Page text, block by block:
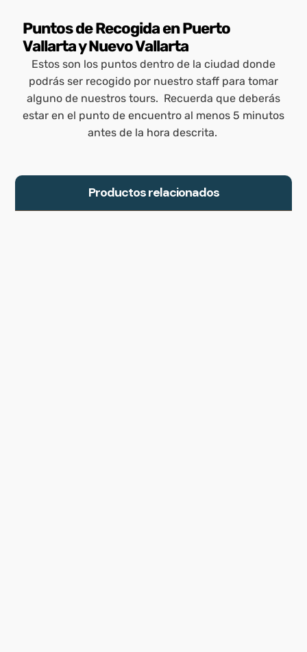
Puntos de Recogida en Puerto
Vallarta y Nuevo Vallarta
Estos son los puntos dentro de la ciudad donde
podrás ser recogido por nuestro staff para tomar
alguno de nuestros tours. Recuerda que deberás
estar en el punto de encuentro al menos 5 minutos
antes de la hora descrita.
Zona Romántica
Salida 8:10 AM
Insurgentes 379, Zona Romántica,
Las Glorias
Salida 7:50 AM
Plaza Villas Vallarta, Local H2A, Zona Hotelera
Playa de Oro
Salida 1:50 PM
Nuevo Vallarta
Av Mexico 570, 63735 Las Jarretaderas, Nay.
Productos relacionados